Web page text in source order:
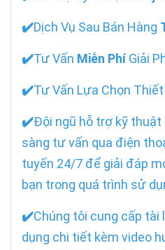
✔️Dịch Vụ Sau Bán Hàng
✔️Tư Vấn Miễn PhíGiải
✔️Tư Vấn Lựa Chọn
✔️Đội ngũ hỗ trợ kỹ
sàng tư vấn qua điện
tuyến 24/7 để giải đáp
bạn trong quá trình sử
✔️Chúng tôi cung cấp tài
dụng chi tiết kèm video